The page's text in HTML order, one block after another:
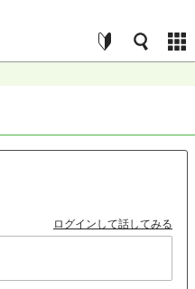
ログインして話してみる